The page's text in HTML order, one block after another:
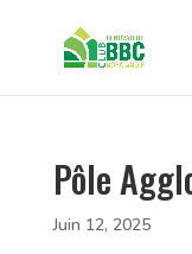
Pôle
Juin 12, 2025